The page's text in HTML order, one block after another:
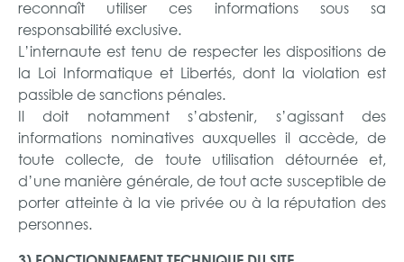
reconnaît utiliser ces informations sous sa
responsabilité exclusive.
L’internaute est tenu de respecter les dispositions de
la Loi Informatique et Libertés, dont la violation est
passible de sanctions pénales.
Il doit notamment s’abstenir, s’agissant des
informations nominatives auxquelles il accède, de
toute collecte, de toute utilisation détournée et,
d’une manière générale, de tout acte susceptible de
porter atteinte à la vie privée ou à la réputation des
personnes.